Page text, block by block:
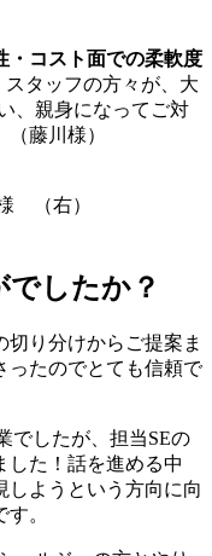
・コスト面での柔軟度
タッフの方々が、大
、親身になってご対
藤川様）
（右）
したか？
り分けからご提案ま
ったのでとても信頼で
でしたが、担当SEの
した！話を進める中
しようという方向に向
。